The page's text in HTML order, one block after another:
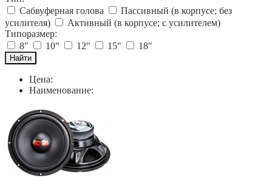
Сабвуферная голова
Пассивный (в корпусе; без
усилителя)
Активный (в корпусе; с усилителем)
Типоразмер:
8"
10" 12" 15" 18"
Цена:
Наименование: